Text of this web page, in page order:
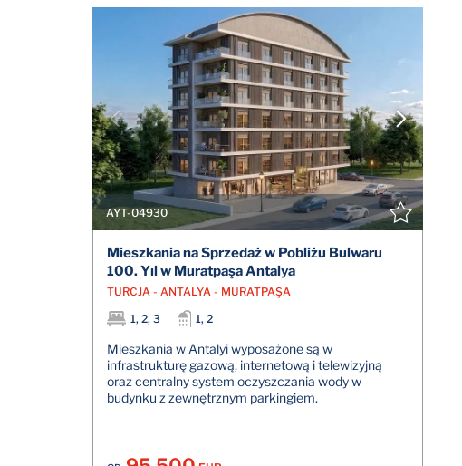
AYT-04930
Mieszkania na Sprzedaż w Pobliżu Bulwaru
100. Yıl w Muratpaşa Antalya
TURCJA - ANTALYA - MURATPAŞA
1, 2, 3
1, 2
Mieszkania w Antalyi wyposażone są w
infrastrukturę gazową, internetową i telewizyjną
oraz centralny system oczyszczania wody w
budynku z zewnętrznym parkingiem.